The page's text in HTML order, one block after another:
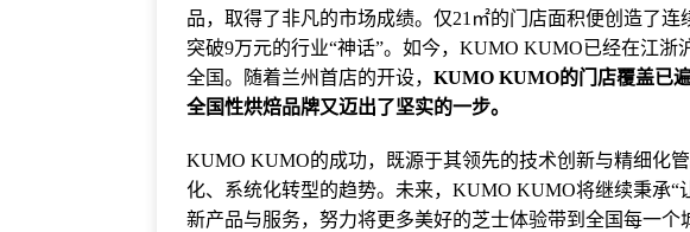
品，取得了非凡的市场成绩。仅21㎡的门店面积便创造了
突破9万元的行业“神话”。如今，KUMO KUMO已经在江浙
全国。随着兰州首店的开设， KUMO KUMO的门店覆盖已
全国性烘焙品牌又迈出了坚实的一步。
KUMO KUMO的成功，既源于其领先的技术创新与精细化
化、系统化转型的趋势。未来，KUMO KUMO将继续秉承“
新产品与服务，努力将更多美好的芝士体验带到全国每一个